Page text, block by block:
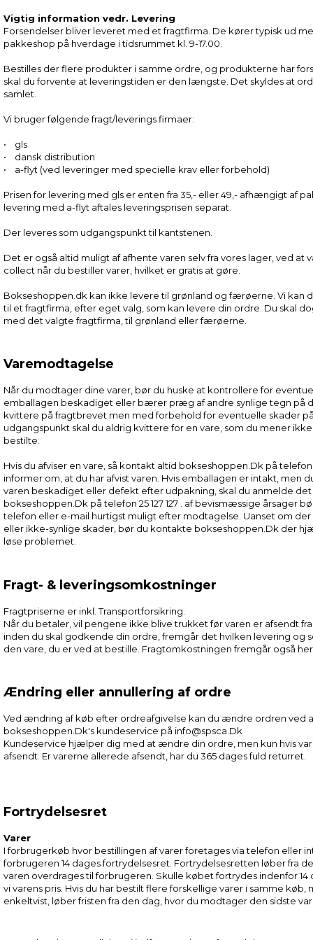
Vigtig information vedr. Levering
Forsendelser bliver leveret med et fragtfirma. De kører typisk ud
pakkeshop på hverdage i tidsrummet kl. 9-17.00.
Bestilles der flere produkter i samme ordre, og produkterne har
skal du forvente at leveringstiden er den længste. Det skyldes at
samlet.
Vi bruger følgende fragt/leverings firmaer:
• gls
• dansk distribution
• a-flyt (ved leveringer med specielle krav eller forbehold)
Prisen for levering med gls er enten fra 35,- eller 49,- afhængigt af
levering med a-flyt aftales leveringsprisen separat.
Der leveres som udgangspunkt til kantstenen.
Det er også altid muligt af afhente varen selv fra vores lager, ved at
collect når du bestiller varer, hvilket er gratis at gøre.
Bokseshoppen.dk kan ikke levere til grønland og færøerne. Vi kan
til et fragtfirma, efter eget valg, som kan levere din ordre. Du skal
med det valgte fragtfirma, til grønland eller færøerne.
Varemodtagelse
Når du modtager dine varer, bør du huske at kontrollere for
emballagen beskadiget eller bærer præg af andre synlige tegn på
kvittere på fragtbrevet men med forbehold for eventuelle skader
udgangspunkt skal du aldrig kvittere for en vare, som du mener
bestilte.
Hvis du afviser en vare, så kontakt altid bokseshoppen.Dk på telefon
informer om, at du har afvist varen. Hvis emballagen er intakt, men
varen beskadiget eller defekt efter udpakning, skal du anmelde det
bokseshoppen.Dk på telefon 25 127 127 . af bevismæssige årsager
telefon eller e-mail hurtigst muligt efter modtagelse. Uanset om der
eller ikke-synlige skader, bør du kontakte bokseshoppen.Dk der
løse problemet.
Fragt- & leveringsomkostninger
Fragtpriserne er inkl. Transportforsikring.
Når du betaler, vil pengene ikke blive trukket før varen er afsendt
inden du skal godkende din ordre, fremgår det hvilken levering og
den vare, du er ved at bestille. Fragtomkostningen fremgår også
Ændring eller annullering af ordre
Ved ændring af køb efter ordreafgivelse kan du ændre ordren ved
bokseshoppen.Dk's kundeservice på info@spsca.Dk
Kundeservice hjælper dig med at ændre din ordre, men kun hvis
afsendt. Er varerne allerede afsendt, har du 365 dages fuld returret.
Fortrydelsesret
Varer
I forbrugerkøb hvor bestillingen af varer foretages via telefon eller
forbrugeren 14 dages fortrydelsesret. Fortrydelsesretten løber fra
varen overdrages til forbrugeren. Skulle købet fortrydes indenfor
vi varens pris. Hvis du har bestilt flere forskellige varer i samme køb,
enkeltvist, løber fristen fra den dag, hvor du modtager den sidste